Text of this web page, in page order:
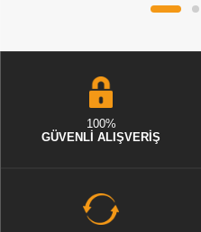
100%
GÜVENLİ ALIŞVERİŞ